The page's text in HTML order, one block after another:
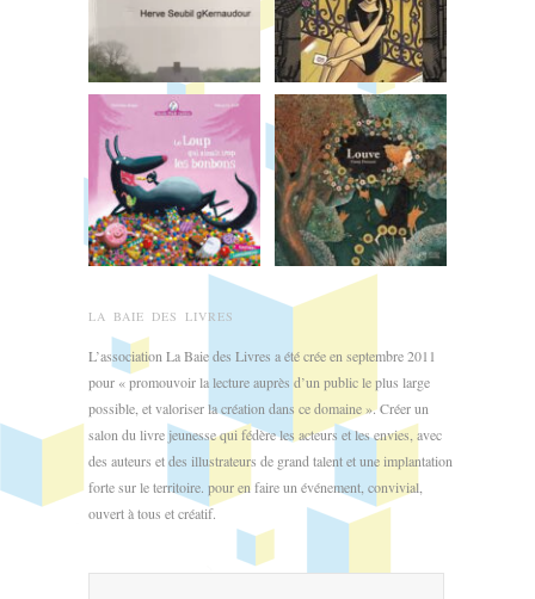
LA BAIE DES LIVRES
L’association La Baie des Livres a été crée en septembre 2011
pour « promouvoir la lecture auprès d’un public le plus large
possible, et valoriser la création dans ce domaine ». Créer un
salon du livre jeunesse qui fédère les acteurs et les envies, avec
des auteurs et des illustrateurs de grand talent et une implantation
forte sur le territoire. pour en faire un événement, convivial,
ouvert à tous et créatif.